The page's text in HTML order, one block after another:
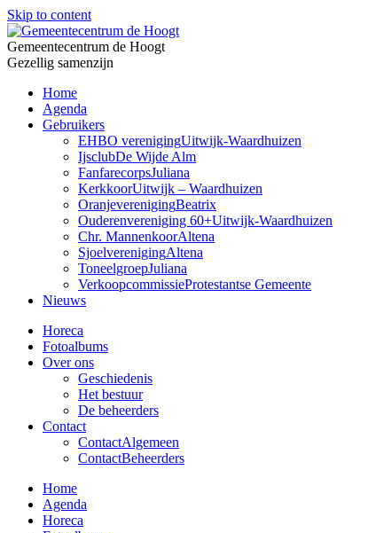
Skip to content
Gemeentecentrum de Hoogt
Gezellig samenzijn
Home
Agenda
Gebruikers
EHBO verenigingUitwijk-Waardhuizen
IjsclubDe Wijde Alm
FanfarecorpsJuliana
KerkkoorUitwijk – Waardhuizen
OranjeverenigingBeatrix
Ouderenvereniging 60+Uitwijk-Waardhuizen
Chr. MannenkoorAltena
SjoelverenigingAltena
ToneelgroepJuliana
VerkoopcommissieProtestantse Gemeente
Nieuws
Horeca
Fotoalbums
Over ons
Geschiedenis
Het bestuur
De beheerders
Contact
ContactAlgemeen
ContactBeheerders
Home
Agenda
Horeca